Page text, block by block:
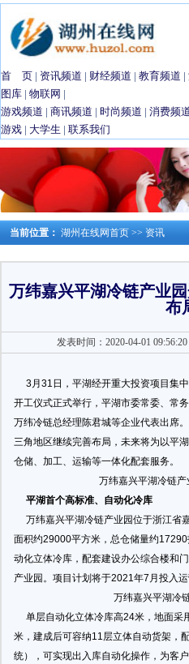
首 页 | 资讯频道 | 财经频道 | 教育频道 |
图库 | 物联网 |
游戏频道 | 商讯频道 | 时尚频道 | 消费频
游戏 | 大学生 | 联系我们
当前位置： 湖州在线网首页 >> 资讯
万纬嘉兴平湖冷链产业
布
发表时间：2020-04-01 09:56:20
3月31日，平湖经开重大投资项目集
开工仪式正式举行，平湖市委常委、常
万纬冷链总经理陈君城等企业代表出席
三角地区继续完善布局，未来将为以平
仓储、加工、运输等一体化配套服务。
万纬嘉兴平湖冷链
平湖首个高标准、自动化冷库
万纬嘉兴平湖冷链产业园位于浙江省
面积约29000平方米，总仓储量约
动化立体冷库，配套建设办公综合楼和
产业园。项目计划将于2021年7月投入运
万纬嘉兴平湖冷
单层自动化立体冷库高24米，地面采
米，建成后可容纳11层立体自动货架，
统），可实现出入库自动化操作，为客